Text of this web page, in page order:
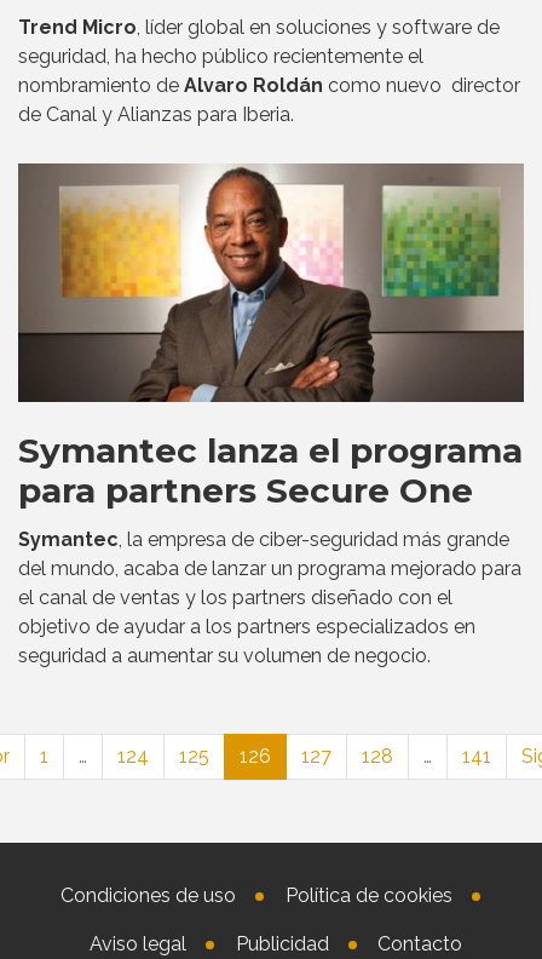
Trend Micro , líder global en soluciones y software de
seguridad, ha hecho público recientemente el
nombramiento de Alvaro Roldán como nuevo director
de Canal y Alianzas para Iberia.
Symantec lanza el programa
para partners Secure One
Symantec, la empresa de ciber-seguridad más grande
del mundo, acaba de lanzar un programa mejorado para
el canal de ventas y los partners diseñado con el
objetivo de ayudar a los partners especializados en
seguridad a aumentar su volumen de negocio.
1 … 124 125 126 127 128 … 141
Condiciones de uso Política de cookies
Aviso legal Publicidad Contacto